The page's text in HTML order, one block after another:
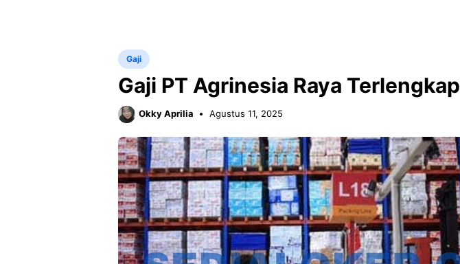
Gaji
Gaji PT Agrinesia Raya Terlengkap
Okky Aprilia Agustus 11, 2025